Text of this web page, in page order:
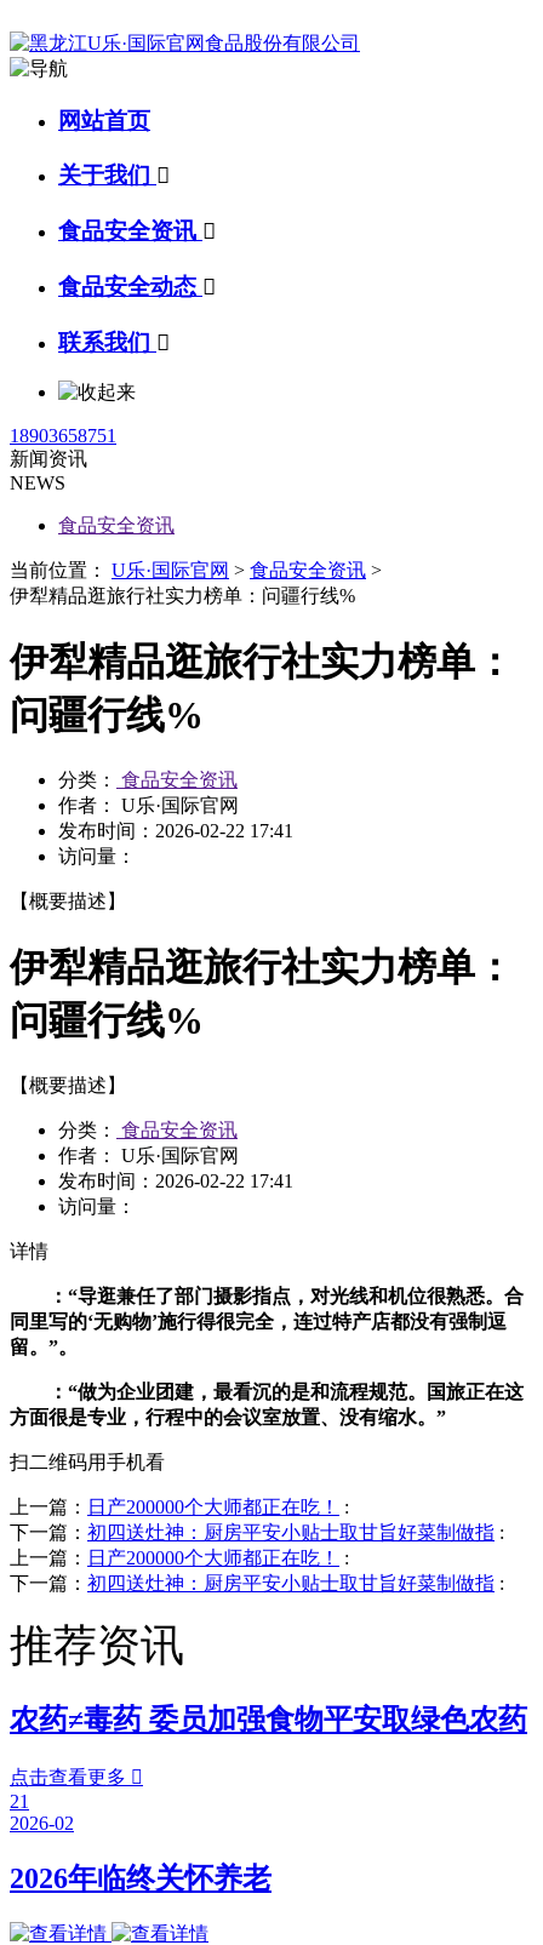
网站首页
关于我们 
食品安全资讯 
食品安全动态 
联系我们 
18903658751
新闻资讯
NEWS
食品安全资讯
当前位置： U乐·国际官网 > 食品安全资讯 >
伊犁精品逛旅行社实力榜单：问疆行线%
伊犁精品逛旅行社实力榜单：
问疆行线%
分类：
食品安全资讯
作者： U乐·国际官网
发布时间： 2026-02-22 17:41
访问量：
【概要描述】
伊犁精品逛旅行社实力榜单：
问疆行线%
【概要描述】
分类：
食品安全资讯
作者： U乐·国际官网
发布时间： 2026-02-22 17:41
访问量：
详情
：“导逛兼任了部门摄影指点，对光线和机位很熟悉。合
同里写的‘无购物’施行得很完全，连过特产店都没有强制逗
留。”。
：“做为企业团建，最看沉的是和流程规范。国旅正在这
方面很是专业，行程中的会议室放置、没有缩水。”
扫二维码用手机看
上一篇： 日产200000个大师都正在吃！
:
下一篇： 初四送灶神：厨房平安小贴士取甘旨好菜制做指 :
上一篇： 日产200000个大师都正在吃！
:
下一篇： 初四送灶神：厨房平安小贴士取甘旨好菜制做指 :
推荐资讯
农药≠毒药 委员加强食物平安取绿色农药
点击查看更多 
21
2026-02
2026年临终关怀养老